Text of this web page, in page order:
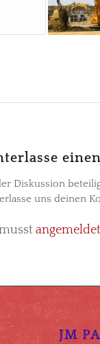
Diskussion
uns deinen
angemeldet
JM